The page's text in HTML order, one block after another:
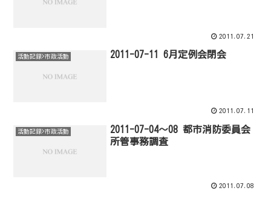
2011.07.21
活動記録>市政活動 2011-07-11 6月定例会閉会
2011.07.11
活動記録>市政活動
2011-07-04～08 都市消防委員会
所管事務調査
2011.07.08